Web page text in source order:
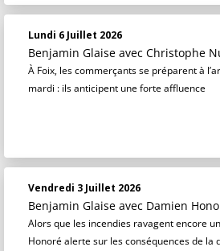
Lundi 6 Juillet 2026
Benjamin Glaise avec Christophe
À Foix, les commerçants se préparent à
mardi : ils anticipent une forte affluence
Vendredi 3 Juillet 2026
Benjamin Glaise avec Damien
Alors que les incendies ravagent encore
Honoré alerte sur les conséquences de la